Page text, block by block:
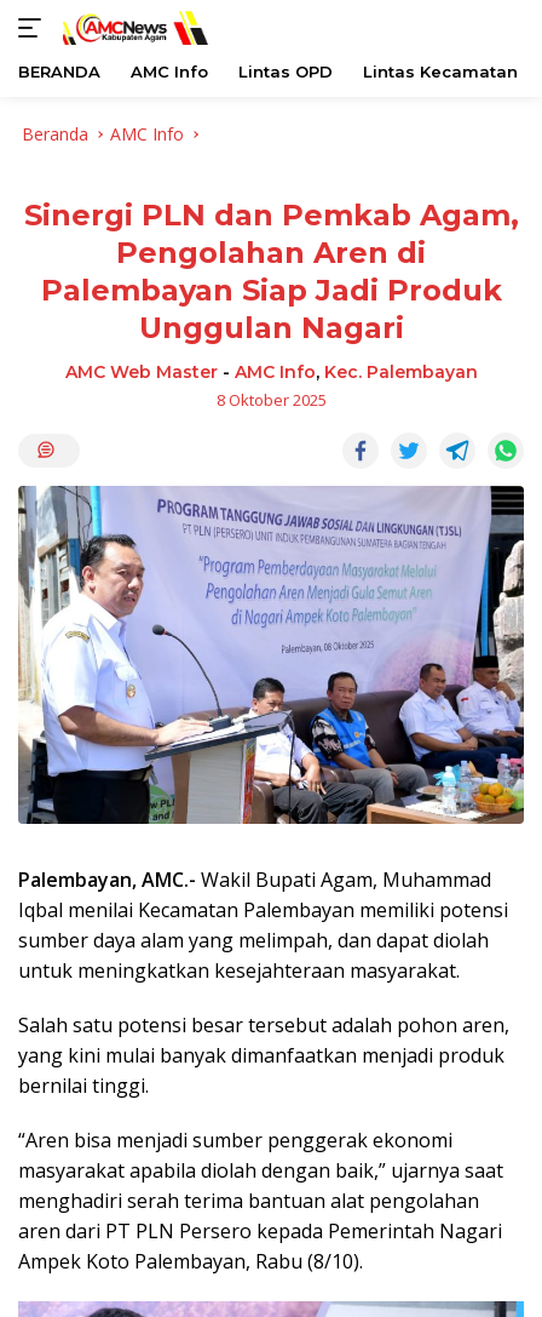
BERANDA AMC Info Lintas OPD Lintas Kecamatan
Beranda AMC Info
Sinergi PLN dan Pemkab Agam,
Pengolahan Aren di
Palembayan Siap Jadi Produk
Unggulan Nagari
AMC Web Master- AMC Info, Kec. Palembayan
8 Oktober 2025
Palembayan, AMC.- Wakil Bupati Agam, Muhammad
Iqbal menilai Kecamatan Palembayan memiliki potensi
sumber daya alam yang melimpah, dan dapat diolah
untuk meningkatkan kesejahteraan masyarakat.
Salah satu potensi besar tersebut adalah pohon aren,
yang kini mulai banyak dimanfaatkan menjadi produk
bernilai tinggi.
“Aren bisa menjadi sumber penggerak ekonomi
masyarakat apabila diolah dengan baik,” ujarnya saat
menghadiri serah terima bantuan alat pengolahan
aren dari PT PLN Persero kepada Pemerintah Nagari
Ampek Koto Palembayan, Rabu (8/10).